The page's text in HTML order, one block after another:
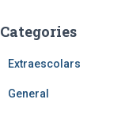
Categories
Extraescolars
General